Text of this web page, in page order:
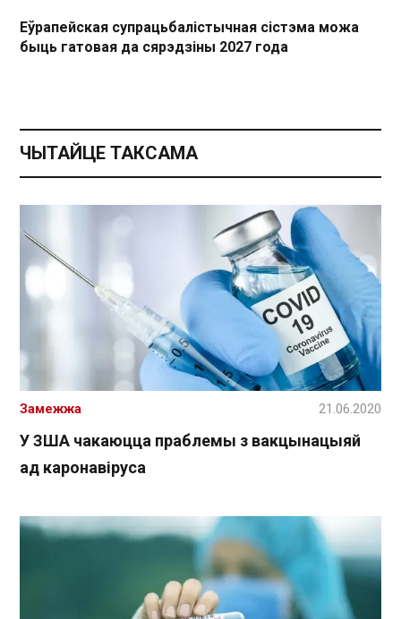
Еўрапейская супрацьбалістычная сістэма можа
быць гатовая да сярэдзіны 2027 года
ЧЫТАЙЦЕ ТАКСАМА
У ЗША чакаюцца праблемы з вакцынацыяй
ад каронавіруса
Замежжа 21.06.2020